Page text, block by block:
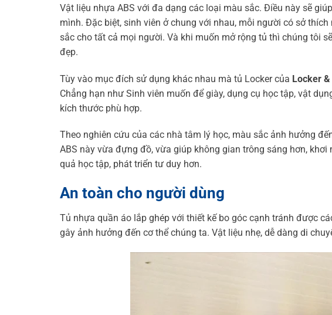
Vật liệu nhựa ABS với đa dạng các loại màu sắc. Điều này sẽ
mình. Đặc biệt, sinh viên ở chung với nhau, mỗi người có sở
sắc cho tất cả mọi người. Và khi muốn mở rộng tủ thì chúng tôi
đẹp.
Tùy vào mục đích sử dụng khác nhau mà tủ Locker của Locker
Chẳng hạn như Sinh viên muốn để giày, dụng cụ học tập, vật
kích thước phù hợp.
Theo nghiên cứu của các nhà tâm lý học, màu sắc ảnh hưởng
ABS này vừa đựng đồ, vừa giúp không gian trông sáng hơn,
quả học tập, phát triển tư duy hơn.
An toàn cho người dùng
Tủ nhựa quần áo lắp ghép với thiết kế bo góc cạnh tránh được
gây ảnh hưởng đến cơ thể chúng ta. Vật liệu nhẹ, dễ dàng di